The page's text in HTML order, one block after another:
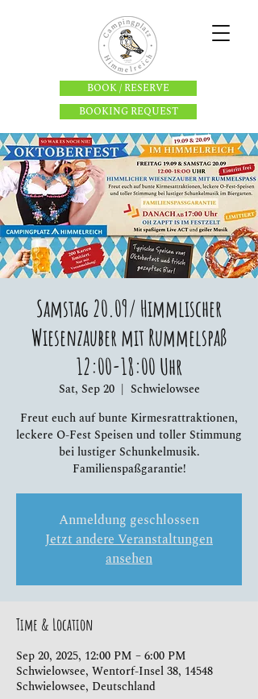
BOOK / RESERVE
BOOKING REQUEST
Samstag 20.09/ Himmlischer
Wiesenzauber mit Rummelspaß
12:00-18:00 Uhr
Sat, Sep 20
  |
Schwielowsee
Freut euch auf bunte Kirmesrattraktionen,
leckere O-Fest Speisen und toller Stimmung
bei lustiger Schunkelmusik.
Familienspaßgarantie!
Anmeldung geschlossen
Jetzt andere Veranstaltungen
ansehen
Time & Location
Sep 20, 2025, 12:00 PM – 6:00 PM
Schwielowsee, Wentorf-Insel 38, 14548
Schwielowsee, Deutschland